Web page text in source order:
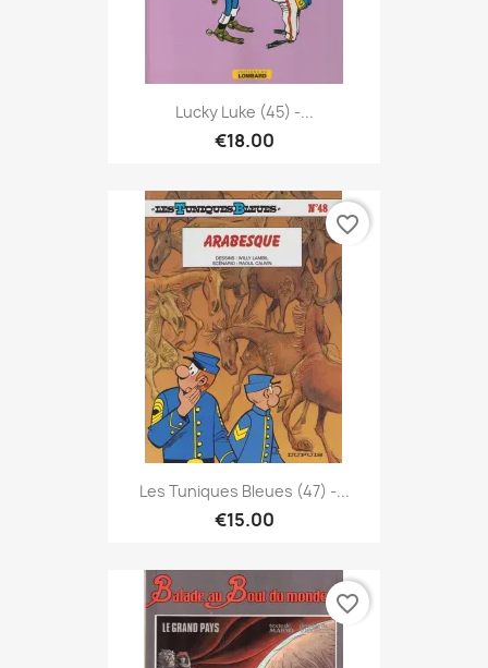
Lucky Luke (45) -...
€18.00
Les Tuniques Bleues (47) -...
€15.00
favorite_border
favorite_border